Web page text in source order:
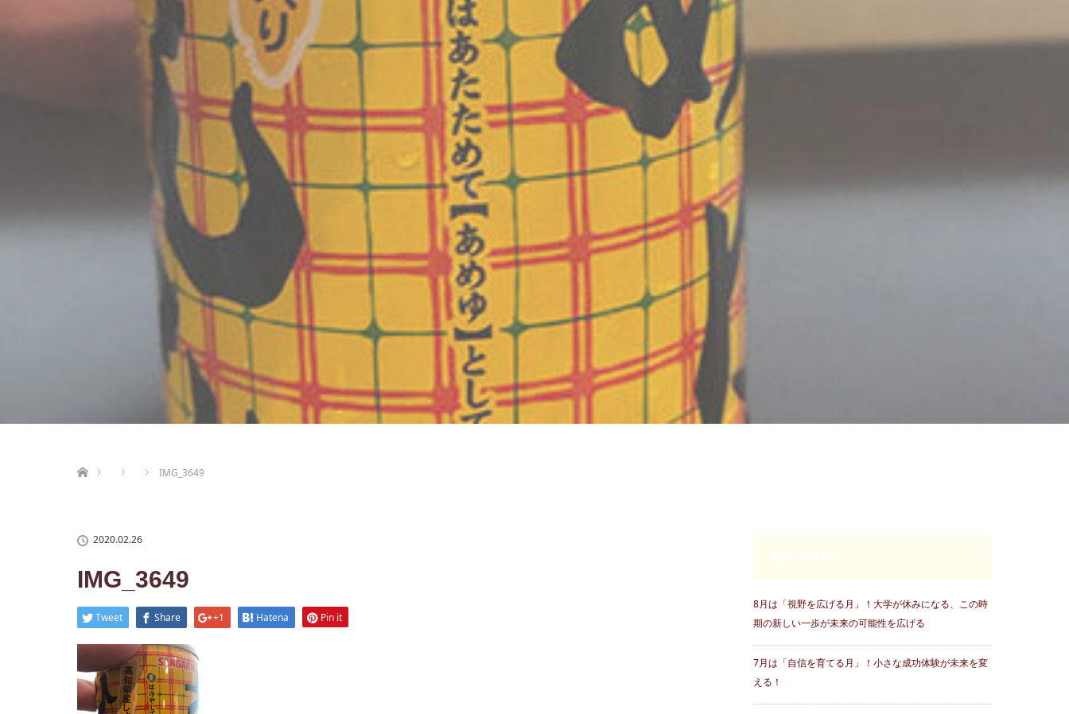
IMG_3649
2020.02.26
IMG_3649
Tweet Share +1 Hatena Pin it
8月は「視野を広げる月」！大学が休みになる、この時
期の新しい一歩が未来の可能性を広げる
7月は「自信を育てる月」！小さな成功体験が未来を変
える！